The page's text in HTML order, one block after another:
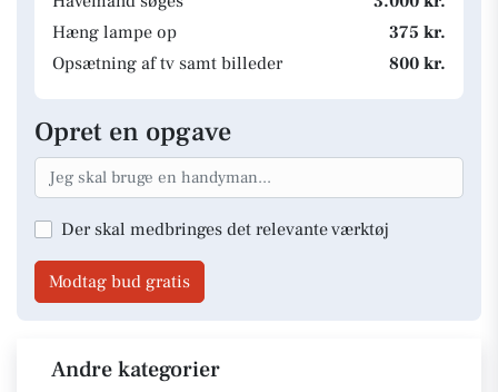
Hæng lampe op
375 kr.
Opsætning af tv samt billeder
800 kr.
Opret en opgave
Der skal medbringes det relevante værktøj
Modtag bud gratis
Andre kategorier